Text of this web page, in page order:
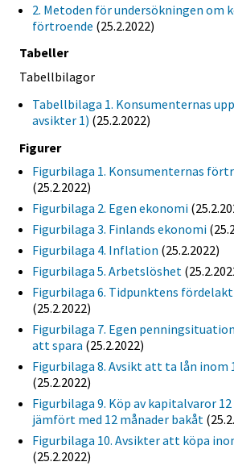
2. Metoden för undersökningen om
förtroende (25.2.2022)
Tabeller
Tabellbilagor
Tabellbilaga 1. Konsumenternas
avsikter 1) (25.2.2022)
Figurer
Figurbilaga 1. Konsumenternas
(25.2.2022)
Figurbilaga 2. Egen ekonomi
Figurbilaga 3. Finlands ekonomi
Figurbilaga 4. Inflation (25.2.2022)
Figurbilaga 5. Arbetslöshet
Figurbilaga 6. Tidpunktens
(25.2.2022)
Figurbilaga 7. Egen
att spara (25.2.2022)
Figurbilaga 8. Avsikt att ta lån inom
(25.2.2022)
Figurbilaga 9. Köp av kapitalvaror
jämfört med 12 månader bakåt
Figurbilaga 10. Avsikter att köpa
(25.2.2022)